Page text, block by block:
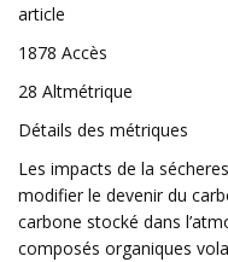
article
1878 Accès
28 Altmétrique
Détails des métriques
Les impacts de la
modifier le devenir du
carbone stocké dans
composés organiques